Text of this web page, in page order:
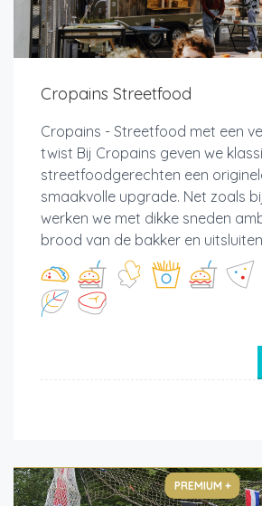
Cropains Streetfood
Cropains - Streetfood met een
twist Bij Cropains geven we
streetfoodgerechten een
smaakvolle upgrade. Net zoals
werken we met dikke sneden
brood van de bakker en
PREMIUM +